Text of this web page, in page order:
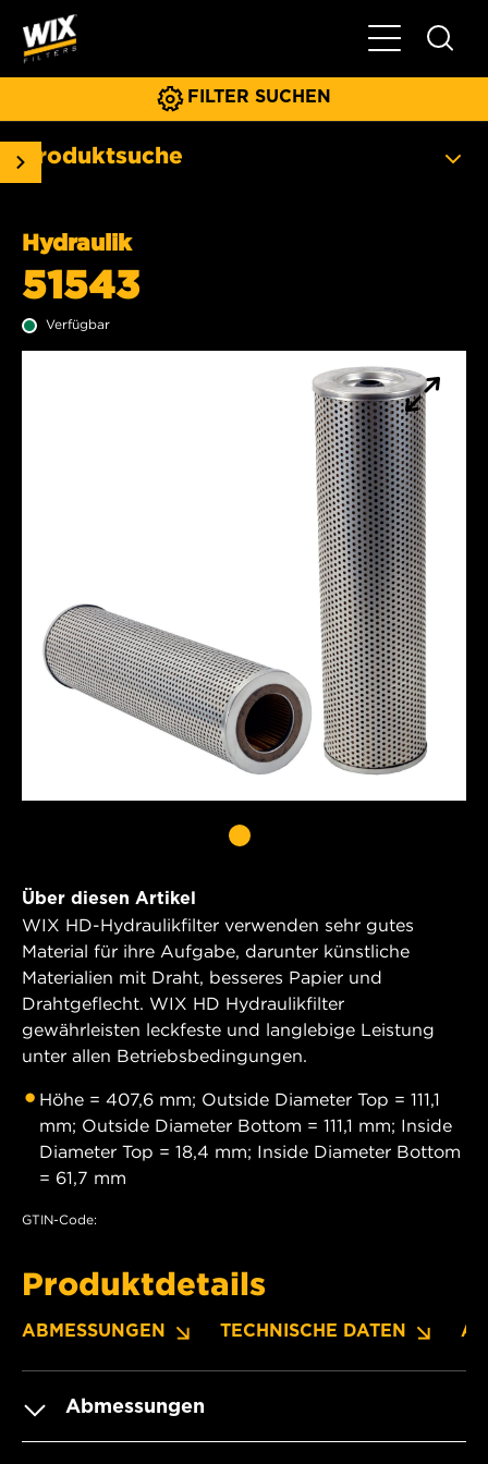
FILTER SUCHEN
Produktsuche
Hydraulik
51543
Verfügbar
Über diesen Artikel
WIX HD-Hydraulikfilter verwenden sehr gutes
Material für ihre Aufgabe, darunter künstliche
Materialien mit Draht, besseres Papier und
Drahtgeflecht. WIX HD Hydraulikfilter
gewährleisten leckfeste und langlebige Leistung
unter allen Betriebsbedingungen.
Höhe = 407,6 mm; Outside Diameter Top = 111,1
mm; Outside Diameter Bottom = 111,1 mm; Inside
Diameter Top = 18,4 mm; Inside Diameter Bottom
= 61,7 mm
GTIN-Code:
Produktdetails
ABMESSUNGEN TECHNISCHE DATEN
Abmessungen